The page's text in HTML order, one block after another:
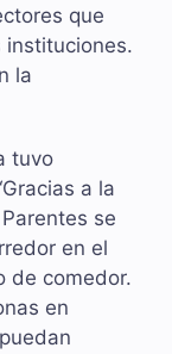
que
instituciones.
la
tuvo
a la
se
en el
de comedor.
en